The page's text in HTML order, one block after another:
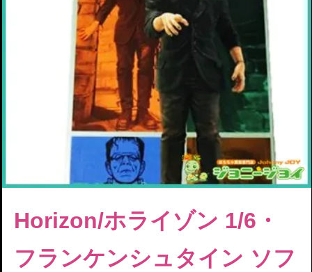
Horizon/ホライゾン 1/6・
フランケンシュタイン ソフ